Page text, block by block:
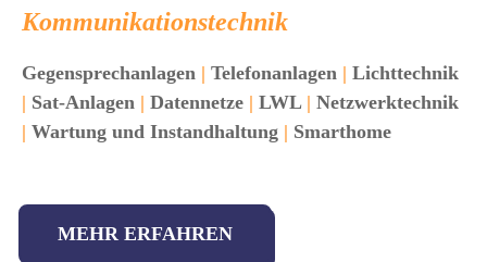
Kommunikationstechnik
Gegensprechanlagen | Telefonanlagen | Lichttechnik
| Sat-Anlagen | Datennetze | LWL | Netzwerktechnik
| Wartung und Instandhaltung | Smarthome
MEHR ERFAHREN